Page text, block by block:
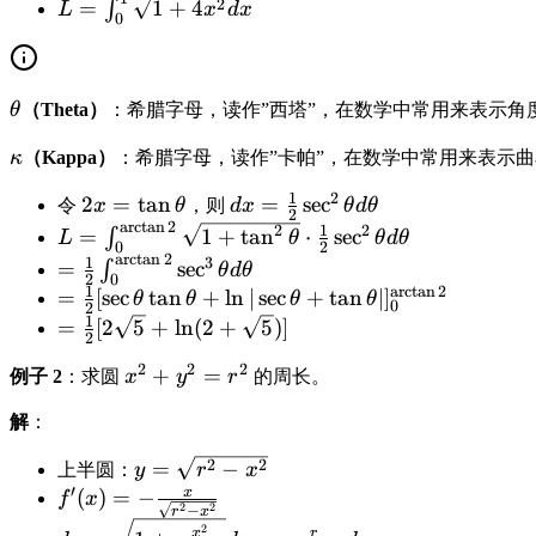
'(
)]
2
\
{
1
+
[f
'(
)]
^
2
}
d
x
q
{
1
+
(
2
x
)
2
x
=
\
t
0
^
1
\
s
q
rt
1
x
^
2
L = ∫0 1 + 4x2dx
\
h
θ （Theta） ：希腊字母，读作”西塔”，在数学中常用来表示角
\
κ （Kappa） ：希腊字母，读作”卡帕”，在数学中常用来表示曲
令 2
x
=
\
t
a
n
et
a
2x = tanθ ，则 d
x
=
\
c
}
{
dx = 2
1 sec2 θdθ
L
_
{
\
a
L = ∫0
arctan2 1 + tan2 θ ⋅ 2
1 sec2 θdθ
=
\
fr
c
}
{
2
= 2
1 ∫0
arctan2 sec3 θdθ
=
\
a
1
}
{
= 2
1 [secθ tanθ + ln secθ + tanθ ]0
arctan2
=
fr
{
1
= 2
1 [2 5 + ln(2 + 5)]
例子 2 ：求圆 x
y
^
x2 + y2 = r2 的周长。
解：
上半圆： y
=
\
y = r2 − x2
f'
(
f′(x) = −
r2−x2
x
2